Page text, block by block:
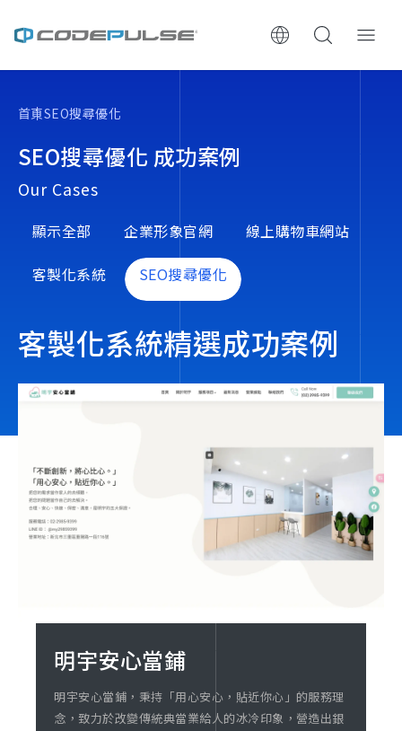
服務與費用
架設流程
成功案例
執行報告 / 策略解析
數位成長與技術專欄
立即諮詢
首頁SEO搜尋優化
SEO搜尋優化 成功案例
Our Cases
顯示全部 企業形象官網
線上購物車網站
客製化系統
SEO搜尋優化
客製化系統精選成功案例
明宇安心當鋪
明宇安心當鋪，秉持「用心安心，貼近你心」的服務理
念，致力於改變傳統典當業給人的冰冷印象，營造出銀